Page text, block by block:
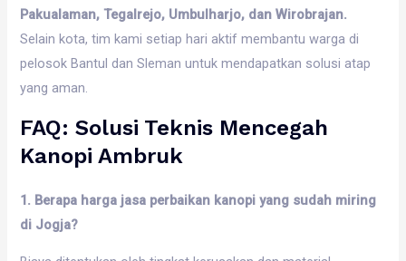
Pakualaman, Tegalrejo, Umbulharjo, dan Wirobrajan.
Selain kota, tim kami setiap hari aktif membantu warga di
pelosok Bantul dan Sleman untuk mendapatkan solusi atap
yang aman.
FAQ: Solusi Teknis Mencegah
Kanopi Ambruk
1. Berapa harga jasa perbaikan kanopi yang sudah miring
di Jogja?